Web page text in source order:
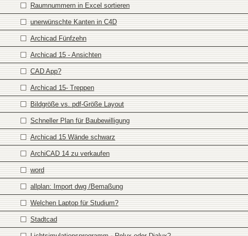
Raumnummern in Excel sortieren
unerwünschte Kanten in C4D
Archicad Fünfzehn
Archicad 15 - Ansichten
CAD App?
Archicad 15- Treppen
Bildgröße vs. pdf-Größe Layout
Schneller Plan für Baubewilligung
Archicad 15 Wände schwarz
ArchiCAD 14 zu verkaufen
word
allplan: Import dwg /Bemaßung
Welchen Laptop für Studium?
Stadtcad